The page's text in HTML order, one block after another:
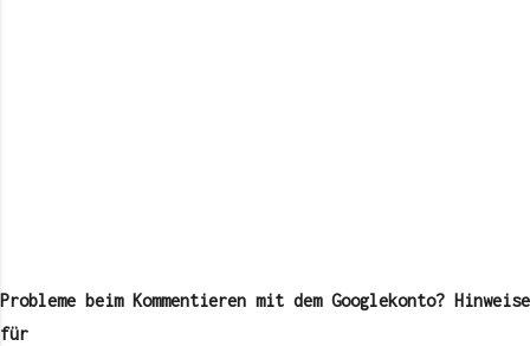
m
m
Probleme beim Kommentieren mit dem Googlekonto? Hinweise
für